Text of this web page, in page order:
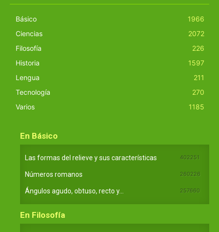
Básico
1966
Ciencias
2072
Filosofía
226
Historia
1597
Lengua
211
Tecnología
270
Varios
1185
En Básico
Las formas del relieve y sus características 402251
Números romanos 260226
Ángulos agudo, obtuso, recto y... 257660
En Filosofía